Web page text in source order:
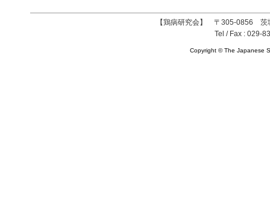
【鶏病研究会】 〒305-0856 茨
Tel / Fax : 029-
Copyright © The Japanese